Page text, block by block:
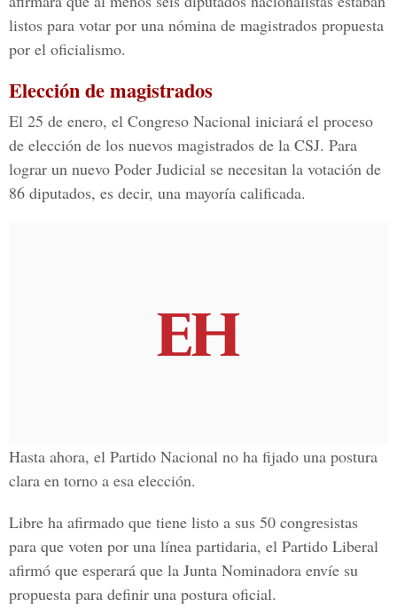
listos para votar por una nómina de magistrados propuesta
por el oficialismo.
Elección de magistrados
El 25 de enero, el Congreso Nacional iniciará el proceso
de elección de los nuevos magistrados de la CSJ. Para
lograr un nuevo Poder Judicial se necesitan la votación de
86 diputados, es decir, una mayoría calificada.
Hasta ahora, el Partido Nacional no ha fijado una postura
clara en torno a esa elección.
Libre ha afirmado que tiene listo a sus 50 congresistas
para que voten por una línea partidaria, el Partido Liberal
afirmó que esperará que la Junta Nominadora envíe su
propuesta para definir una postura oficial.